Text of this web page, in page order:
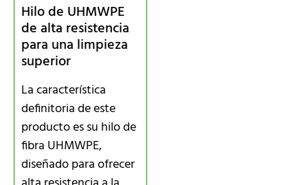
Hilo de UHMWPE
de alta resistencia
para una limpieza
superior
La característica
definitoria de este
producto es su hilo de
fibra UHMWPE,
diseñado para ofrecer